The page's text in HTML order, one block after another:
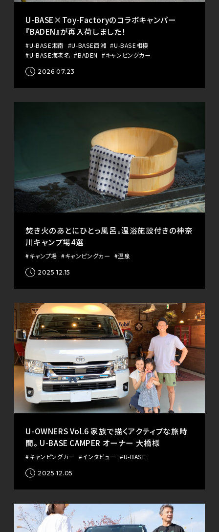
U-BASE×Toy-Factoryのコラボキャンパー
『BADEN』が再入荷しました！
#U-BASE湘南 #U-BASE西湘 #U-BASE相模
#U-BASE海老名 #BADEN #キャンピングカー
2026.07.23
焚き火のあとにひとっ風呂。温浴施設付きの神奈
川キャンプ場4選
#キャンプ場 #キャンピングカー #温泉
2025.12.15
U-OWNERS Vol.6 家族で描くアクティブな旅時
間。 U-BASE CAMPER オーナー 大橋様
#キャンピングカー #インタビュー #U-BASE
2025.12.05